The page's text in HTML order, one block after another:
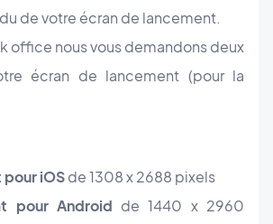
de votre écran de lancement.
office nous vous demandons deux
écran de lancement (pour la
iOSde 1308 x 2688 pixels
pour Android de 1440 x 2960